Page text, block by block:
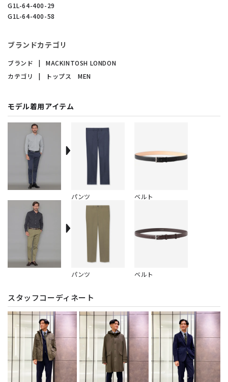
G1L-64-400-29
G1L-64-400-58
ブランドカテゴリ
ブランド
MACKINTOSH LONDON
カテゴリ
トップス MEN
モデル着用アイテム
パンツ ベルト
パンツ ベルト
スタッフコーディネート